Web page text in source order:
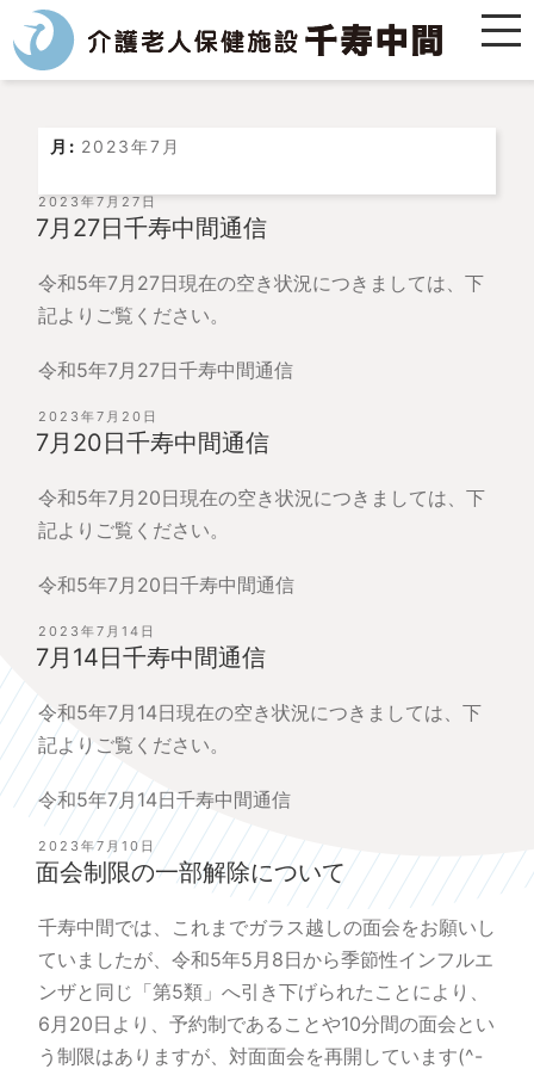
月: 2023年7月
投
稿
日:
2023年7月27日
7月27日千寿中間通信
令和5年7月27日現在の空き状況につきましては、下
記よりご覧ください。
令和5年7月27日千寿中間通信
投
稿
日:
2023年7月20日
7月20日千寿中間通信
令和5年7月20日現在の空き状況につきましては、下
記よりご覧ください。
令和5年7月20日千寿中間通信
投
稿
日:
2023年7月14日
7月14日千寿中間通信
令和5年7月14日現在の空き状況につきましては、下
記よりご覧ください。
令和5年7月14日千寿中間通信
投
稿
日:
2023年7月10日
面会制限の一部解除について
千寿中間では、これまでガラス越しの面会をお願いし
ていましたが、令和5年5月8日から季節性インフルエ
ンザと同じ「第5類」へ引き下げられたことにより、
6月20日より、予約制であることや10分間の面会とい
う制限はありますが、対面面会を再開しています(^-